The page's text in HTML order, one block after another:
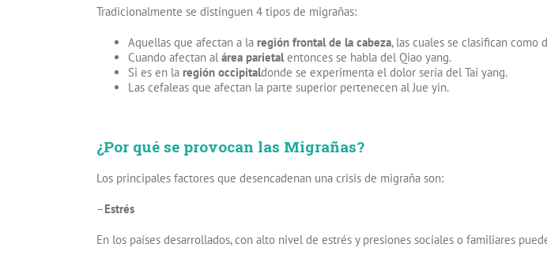
Tradicionalmente se distinguen 4 tipos de migrañas:
Aquellas que afectan a la región frontal de la cabeza, las cuales se clasifican como
Cuando afectan al área parietalentonces se habla del Qiao yang.
Si es en la región occipitaldonde se experimenta el dolor sería del Tai yang.
Las cefaleas que afectan la parte superior pertenecen al Jue yin.
¿Por qué se provocan las Migrañas?
Los principales factores que desencadenan una crisis de migraña son:
–Estrés
En los países desarrollados, con alto nivel de estrés y presiones sociales o familiares